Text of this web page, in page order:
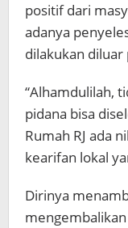
positif dari
adanya
dilakukan diluar
“Alhamdulilah,
pidana bisa
Rumah RJ ada
kearifan lokal
Dirinya